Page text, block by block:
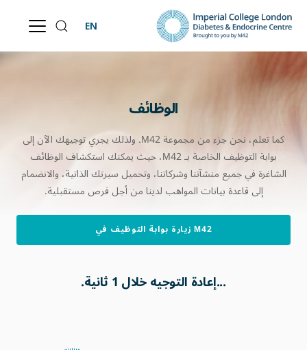
EN
الوظائف
كما تعلم، نحن جزء من مجموعة M42. ولذلك يجري توجيهك الآن إلى
بوابة التوظيف الخاصة بـ M42، حيث يمكنك استكشاف الوظائف
الشاغرة في جميع منشآتنا وشركاتنا، وتحميل سيرتك الذاتية، والانضمام
إلى قاعدة بيانات المواهب لدينا من أجل فرص مستقبلية.
زيارة بوابة التوظيف في M42
...إعادة التوجيه خلال1ثانية.